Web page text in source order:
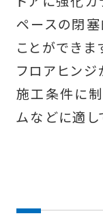
ペースの閉
ことができま
フロアヒンジ
施工条件に
ムなどに適し